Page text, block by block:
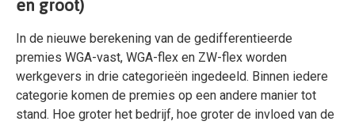
In de nieuwe berekening van de gedifferentieerde
premies WGA-vast, WGA-flex en ZW-flex worden
werkgevers in drie categorieën ingedeeld. Binnen iedere
categorie komen de premies op een andere manier tot
stand. Hoe groter het bedrijf, hoe groter de invloed van de